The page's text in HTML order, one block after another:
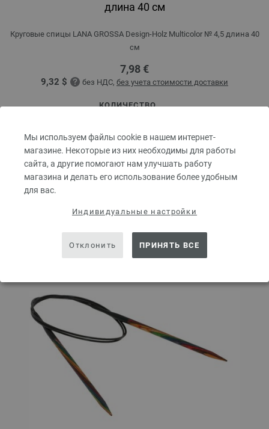
Мы используем файлы cookie в нашем интернет-
магазине. Некоторые из них необходимы для работы
сайта, а другие помогают нам улучшать работу
магазина и делать его использование более удобным
для вас.
Индивидуальные настройки
Отклонить ПРИНЯТЬ ВСЕ
длина 40 см
Круговые спицы LANA GROSSA Design-Holz Multicolor № 4,5 длина 40
см
7,98 €
9,32 $ без НДС, без учета стоимости доставки
КОЛИЧЕСТВО